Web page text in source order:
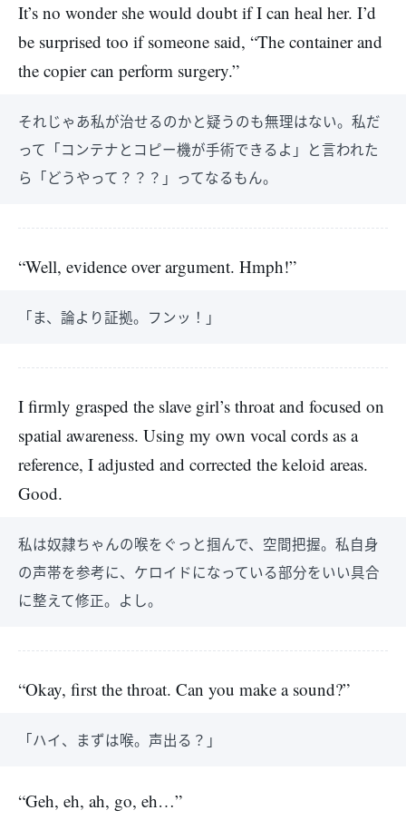
It’s no wonder she would doubt if I can heal her. I’d
be surprised too if someone said, “The container and
the copier can perform surgery.”
それじゃあ私が治せるのかと疑うのも無理はない。私だ
って「コンテナとコピー機が手術できるよ」と言われた
ら「どうやって？？？」ってなるもん。
“Well, evidence over argument. Hmph!”
「ま、論より証拠。フンッ！」
I firmly grasped the slave girl’s throat and focused on
spatial awareness. Using my own vocal cords as a
reference, I adjusted and corrected the keloid areas.
Good.
私は奴隷ちゃんの喉をぐっと掴んで、空間把握。私自身
の声帯を参考に、ケロイドになっている部分をいい具合
に整えて修正。よし。
“Okay, first the throat. Can you make a sound?”
「ハイ、まずは喉。声出る？」
“Geh, eh, ah, go, eh…”